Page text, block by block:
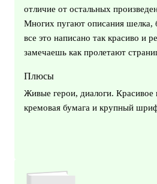
отличие от остальных
Многих пугают описания шелка,
все это написано так красиво и
замечаешь как пролетают
Плюсы
Живые герои, диалоги. Красивое
кремовая бумага и крупный